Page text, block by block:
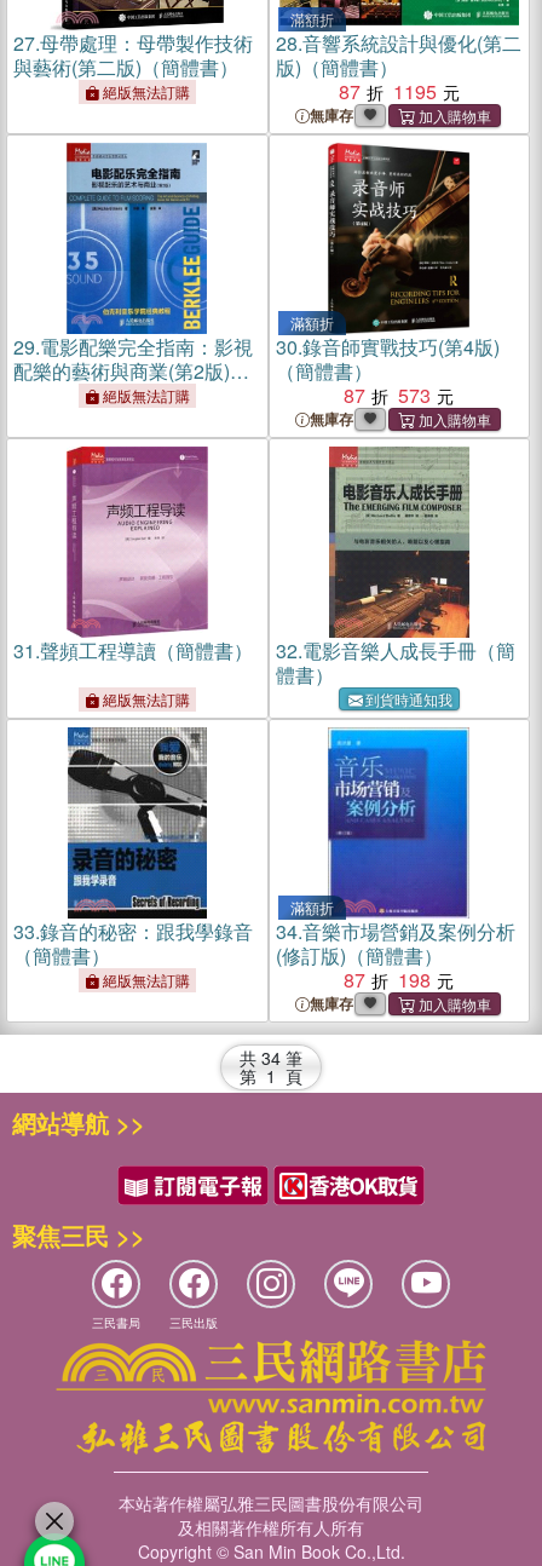
27.母帶處理：母帶製作技術
與藝術(第二版)（簡體書）
絕版無法訂購
滿額折
28.音響系統設計與優化(第二
版)（簡體書）
87
1195
無庫存
29.電影配樂完全指南：影視
配樂的藝術與商業(第2版)
（簡體書）絕版無法訂購
滿額折
30.錄音師實戰技巧(第4版)
（簡體書）
87
573
無庫存
31.聲頻工程導讀（簡體書）
絕版無法訂購
32.電影音樂人成長手冊（簡
體書）
到貨時通知我
33.錄音的秘密：跟我學錄音
（簡體書）
絕版無法訂購
滿額折
34.音樂市場營銷及案例分析
(修訂版)（簡體書）
87
198
無庫存
共 34 筆
第 1 頁
網站導航 >>
聚焦三民 >>
三民書局 三民出版
本站著作權屬弘雅三民圖書股份有限公司
及相關著作權所有人所有
Copyright © San Min Book Co.,Ltd.